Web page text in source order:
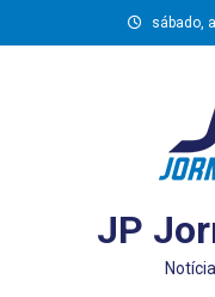
to
sábado,
JP